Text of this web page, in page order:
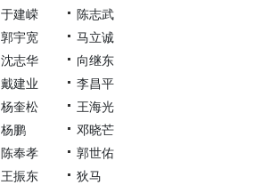
于建嵘
陈志武
郭宇宽
马立诚
沈志华
向继东
戴建业
李昌平
杨奎松
王海光
杨鹏
邓晓芒
陈奉孝
郭世佑
王振东
狄马